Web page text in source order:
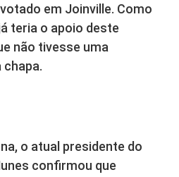
em Joinville. Como
teria o apoio deste
não tivesse uma
o atual presidente do
confirmou que